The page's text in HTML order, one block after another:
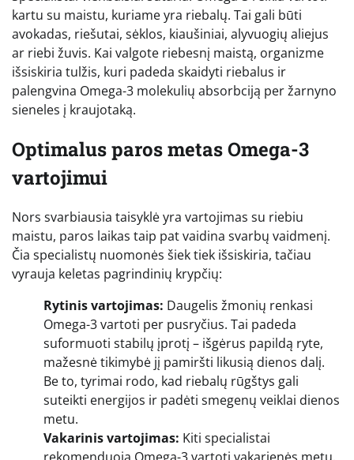
kartu su maistu, kuriame yra riebalų. Tai gali būti
avokadas, riešutai, sėklos, kiaušiniai, alyvuogių aliejus
ar riebi žuvis. Kai valgote riebesnį maistą, organizme
išsiskiria tulžis, kuri padeda skaidyti riebalus ir
palengvina Omega-3 molekulių absorbciją per žarnyno
sieneles į kraujotaką.
Optimalus paros metas Omega-3
vartojimui
Nors svarbiausia taisyklė yra vartojimas su riebiu
maistu, paros laikas taip pat vaidina svarbų vaidmenį.
Čia specialistų nuomonės šiek tiek išsiskiria, tačiau
vyrauja keletas pagrindinių krypčių:
Rytinis vartojimas: Daugelis žmonių renkasi
Omega-3 vartoti per pusryčius. Tai padeda
suformuoti stabilų įprotį – išgėrus papildą ryte,
mažesnė tikimybė jį pamiršti likusią dienos dalį.
Be to, tyrimai rodo, kad riebalų rūgštys gali
suteikti energijos ir padėti smegenų veiklai dienos
metu.
Vakarinis vartojimas: Kiti specialistai